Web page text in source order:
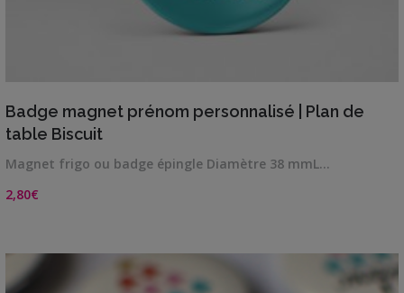
Badge magnet prénom personnalisé | Plan de
table Biscuit
Magnet frigo ou badge épingle Diamètre 38 mmL…
2,80€